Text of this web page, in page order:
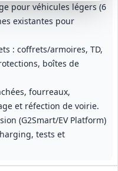
pour véhicules légers (6
existantes pour
: coffrets/armoires, TD,
boîtes de
fourreaux,
et réfection de voirie.
(G2Smart/EV Platform)
tests et